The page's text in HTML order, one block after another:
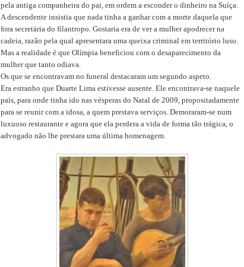
pela antiga companheira do pai, em ordem a esconder o dinheiro na Suíça.
A descendente insistia que nada tinha a ganhar com a morte daquela que
fora secretária do filantropo. Gostaria era de ver a mulher apodrecer na
cadeia, razão pela qual apresentara uma queixa criminal em território luso.
Mas a realidade é que Olímpia beneficiou com o desaparecimento da
mulher que tanto odiava.
Os que se encontravam no funeral destacaram um segundo aspeto.
Era estranho que Duarte Lima estivesse ausente. Ele encontrava-se naquele
país, para onde tinha ido nas vésperas do Natal de 2009, propositadamente
para se reunir com a idosa, a quem prestava serviços. Demoraram-se num
luxuoso restaurante e agora que ela perdera a vida de forma tão trágica, o
advogado não lhe prestara uma última homenagem.